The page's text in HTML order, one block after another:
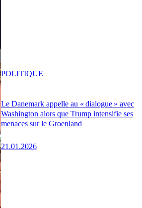
Le Danemark appelle au « dialogue » avec
Washington alors que Trump intensifie ses
menaces sur le Groenland
21.01.2026
POLITIQUE